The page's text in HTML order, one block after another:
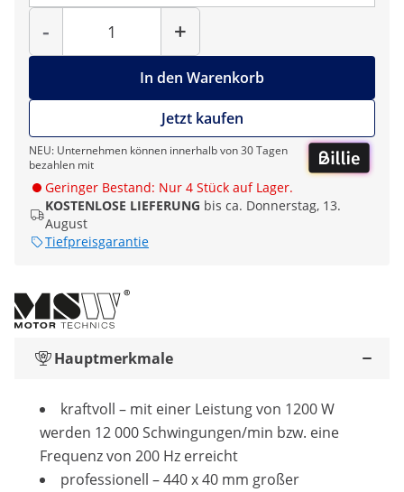
-
Menge
+
In den Warenkorb
Jetzt kaufen
NEU: Unternehmen können innerhalb von 30 Tagen
bezahlen mit
Geringer Bestand: Nur 4 Stück auf Lager.
KOSTENLOSE LIEFERUNG bis ca. Donnerstag, 13.
August
Tiefpreisgarantie
Hauptmerkmale
kraftvoll – mit einer Leistung von 1200 W
werden 12 000 Schwingungen/min bzw. eine
Frequenz von 200 Hz erreicht
professionell – 440 x 40 mm großer